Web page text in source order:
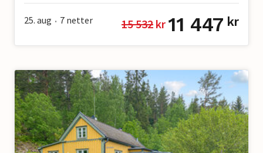
25. aug • 7 netter 15 532 kr 11 447 kr